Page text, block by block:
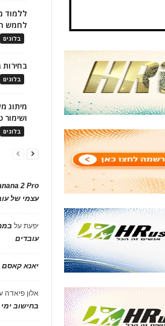
ללמוד
לחמש
בלוגים
בלוגים
ושימור
בלוגים
2 Pro
עצמי של
יפעתעל
עובדים
יאנא קאסם
אלון פיאדה
בחישוב